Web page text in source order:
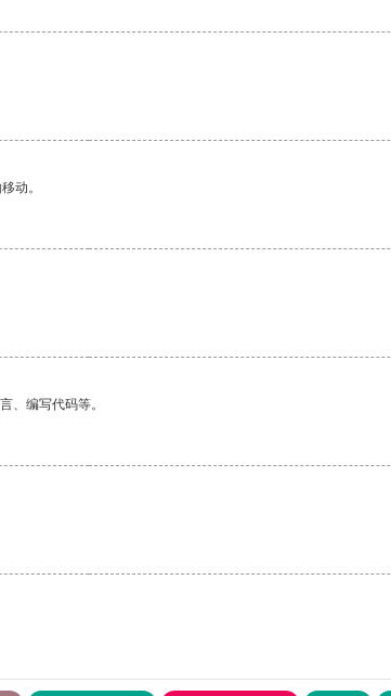
动。
、编写代码等。